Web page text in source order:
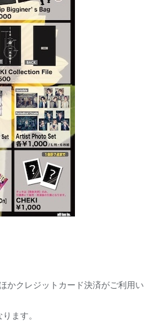
かクレジットカード決済がご利用い
ます。